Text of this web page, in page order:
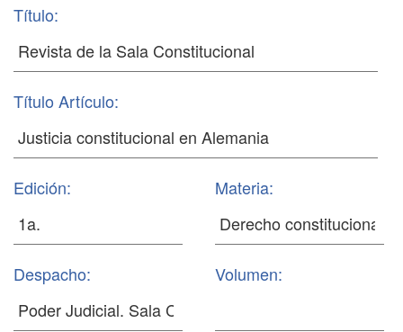
Título:
Título Artículo:
Edición: Materia:
Despacho: Volumen: